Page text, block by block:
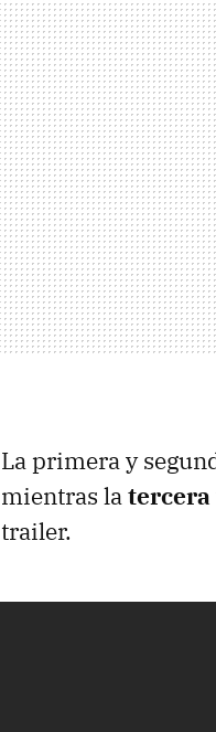
La primera y
mientras latercera
trailer.